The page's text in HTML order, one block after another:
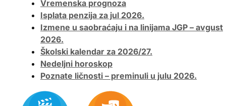
Vremenska prognoza
Isplata penzija za jul 2026.
Izmene u saobraćaju i na linijama JGP – avgust
2026.
Školski kalendar za 2026/27.
Nedeljni horoskop
Poznate ličnosti – preminuli u julu 2026.